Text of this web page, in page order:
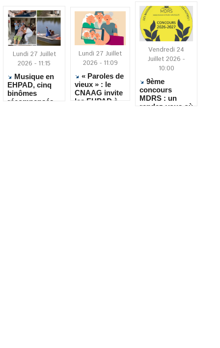
Lundi 27 Juillet
2026 - 11:15
Musique en
EHPAD, cinq
binômes
récompensés
Lundi 27 Juillet
2026 - 11:09
« Paroles de
vieux » : le
CNAAG invite
les EHPAD à
Vendredi 24
Juillet 2026 -
10:00
9ème
concours
MDRS : un
rendez-vous où